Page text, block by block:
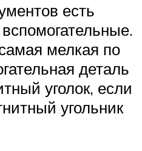
есть
мелкая по
деталь
уголок, если
угольник